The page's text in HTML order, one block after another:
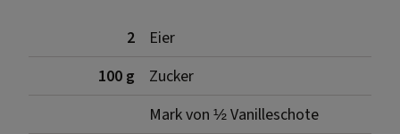
2
Eier
100 g
Zucker
Mark von ½ Vanilleschote